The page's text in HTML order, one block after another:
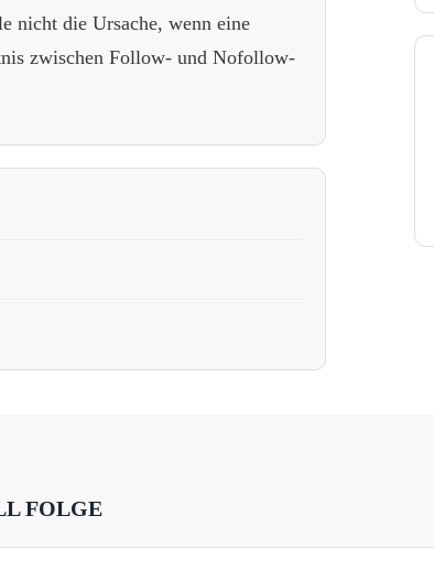
nicht die Ursache, wenn eine
zwischen Follow- und Nofollow-
FOLGE